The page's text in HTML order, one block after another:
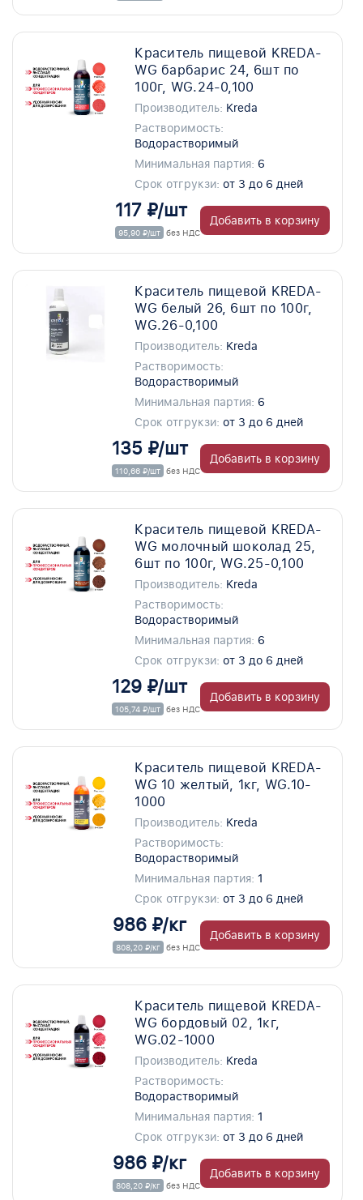
Краситель пищевой KREDA-
WG барбарис 24, 6шт по
100г, WG.24-0,100
Производитель: Kreda
Растворимость:
Водорастворимый
Минимальная партия: 6
Срок отгрукзи: от 3 до 6 дней
117 ₽/шт
95,90 ₽/шт без НДС
Добавить в корзину
Краситель пищевой KREDA-
WG белый 26, 6шт по 100г,
WG.26-0,100
Производитель: Kreda
Растворимость:
Водорастворимый
Минимальная партия: 6
Срок отгрукзи: от 3 до 6 дней
135 ₽/шт
110,66 ₽/шт без НДС
Добавить в корзину
Краситель пищевой KREDA-
WG молочный шоколад 25,
6шт по 100г, WG.25-0,100
Производитель: Kreda
Растворимость:
Водорастворимый
Минимальная партия: 6
Срок отгрукзи: от 3 до 6 дней
129 ₽/шт
105,74 ₽/шт без НДС
Добавить в корзину
Краситель пищевой KREDA-
WG 10 желтый, 1кг, WG.10-
1000
Производитель: Kreda
Растворимость:
Водорастворимый
Минимальная партия: 1
Срок отгрукзи: от 3 до 6 дней
986 ₽/кг
808,20 ₽/кг без НДС
Добавить в корзину
Краситель пищевой KREDA-
WG бордовый 02, 1кг,
WG.02-1000
Производитель: Kreda
Растворимость:
Водорастворимый
Минимальная партия: 1
Срок отгрукзи: от 3 до 6 дней
986 ₽/кг
808,20 ₽/кг без НДС
Добавить в корзину